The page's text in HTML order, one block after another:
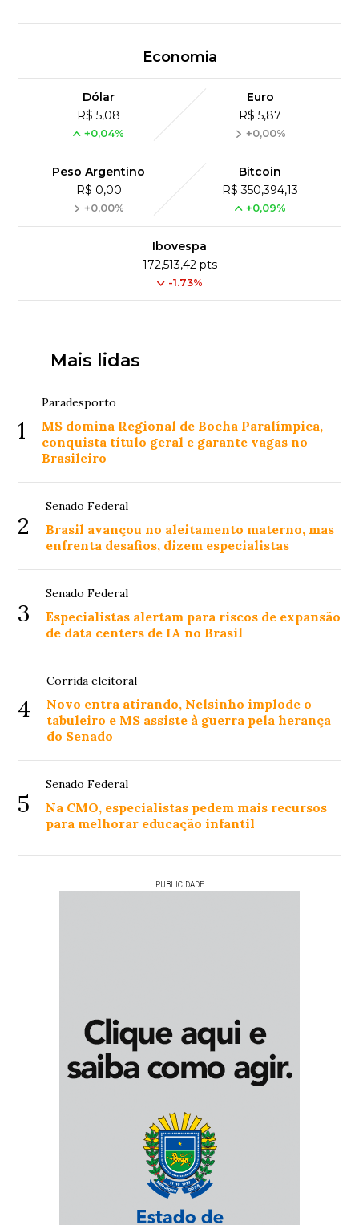
Economia
Dólar
R$ 5,08
+0,04%
Euro
R$ 5,87
+0,00%
Peso Argentino
R$ 0,00
+0,00%
Bitcoin
R$ 350,394,13
+0,09%
Ibovespa
172,513,42 pts
-1.73%
Mais lidas
1
Paradesporto
MS domina Regional de Bocha Paralímpica,
conquista título geral e garante vagas no
Brasileiro
2
Senado Federal
Brasil avançou no aleitamento materno, mas
enfrenta desafios, dizem especialistas
3
Senado Federal
Especialistas alertam para riscos de expansão
de data centers de IA no Brasil
4
Corrida eleitoral
Novo entra atirando, Nelsinho implode o
tabuleiro e MS assiste à guerra pela herança
do Senado
5
Senado Federal
Na CMO, especialistas pedem mais recursos
para melhorar educação infantil
PUBLICIDADE